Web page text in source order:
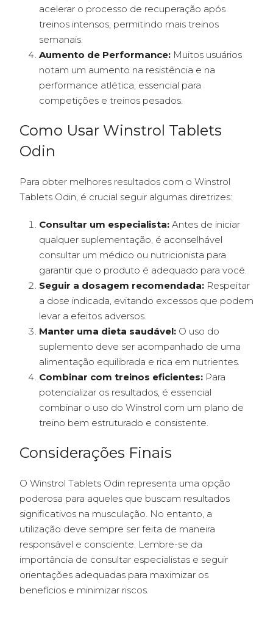
acelerar o processo de recuperação após
treinos intensos, permitindo mais treinos
semanais.
Aumento de Performance: Muitos usuários
notam um aumento na resistência e na
performance atlética, essencial para
competições e treinos pesados.
Como Usar Winstrol Tablets
Odin
Para obter melhores resultados com o Winstrol
Tablets Odin, é crucial seguir algumas diretrizes:
Consultar um especialista: Antes de iniciar
qualquer suplementação, é aconselhável
consultar um médico ou nutricionista para
garantir que o produto é adequado para você.
Seguir a dosagem recomendada: Respeitar
a dose indicada, evitando excessos que podem
levar a efeitos adversos.
Manter uma dieta saudável: O uso do
suplemento deve ser acompanhado de uma
alimentação equilibrada e rica em nutrientes.
Combinar com treinos eficientes: Para
potencializar os resultados, é essencial
combinar o uso do Winstrol com um plano de
treino bem estruturado e consistente.
Considerações Finais
O Winstrol Tablets Odin representa uma opção
poderosa para aqueles que buscam resultados
significativos na musculação. No entanto, a
utilização deve sempre ser feita de maneira
responsável e consciente. Lembre-se da
importância de consultar especialistas e seguir
orientações adequadas para maximizar os
benefícios e minimizar riscos.